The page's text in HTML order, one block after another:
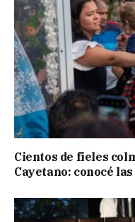
Cientos de fieles
Cayetano: conocé